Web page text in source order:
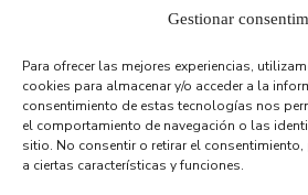
Gestionar
Para ofrecer las mejores experiencias,
cookies para almacenar y/o acceder a la
consentimiento de estas tecnologías nos
el comportamiento de navegación o las
sitio. No consentir o retirar el consentimiento,
a ciertas características y funciones.
Ayuntamiento de Pinos Puente © 2023